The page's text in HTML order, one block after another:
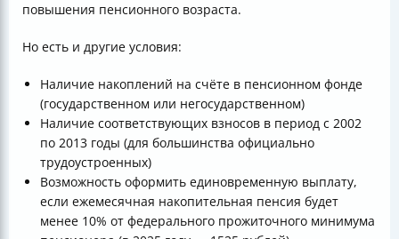
повышения пенсионного возраста.
Но есть и другие условия:
Наличие накоплений на счёте в пенсионном фонде
(государственном или негосударственном)
Наличие соответствующих взносов в период с 2002
по 2013 годы (для большинства официально
трудоустроенных)
Возможность оформить единовременную выплату,
если ежемесячная накопительная пенсия будет
менее 10% от федерального прожиточного минимума